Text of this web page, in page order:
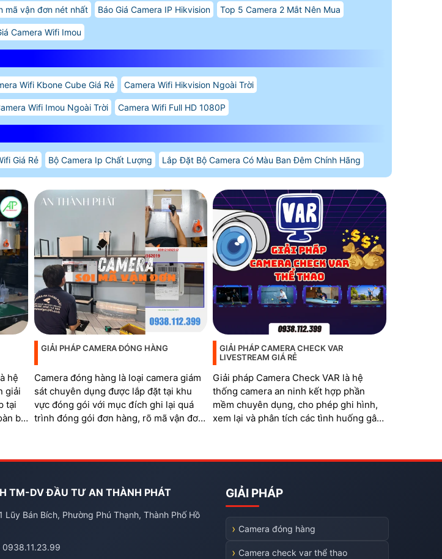
mã vận đơn nét nhất Báo Giá Camera IP Hikvision Top 5 Camera 2 Mắt Nên Mua
Camera Wifi Imou
Wifi Kbone Cube Giá Rẻ Camera Wifi Hikvision Ngoài Trời
Wifi Imou Ngoài Trời Camera Wifi Full HD 1080P
Giá Rẻ Bộ Camera Ip Chất Lượng Lắp Đặt Bộ Camera Có Màu Ban Đêm Chính Hãng
hệ
giải
tại
bộ
GIẢI PHÁP CAMERA ĐÓNG HÀNG
Camera đóng hàng là loại camera giám
sát chuyên dụng được lắp đặt tại khu
vực đóng gói với mục đích ghi lại quá
trình đóng gói đơn hàng, rõ mã vận đơn,
GIẢI PHÁP CAMERA CHECK VAR
LIVESTREAM GIÁ RẺ
Giải pháp Camera Check VAR là hệ
thống camera an ninh kết hợp phần
mềm chuyên dụng, cho phép ghi hình,
xem lại và phân tích các tình huống gây
như bóng đá mini, cầu lông, bida,
TM-DV ĐẦU TƯ AN THÀNH PHÁT
Lũy Bán Bích, Phường Phú Thạnh, Thành Phố Hồ
0938.11.23.99
GIẢI PHÁP
Camera đóng hàng
Camera check var thể thao